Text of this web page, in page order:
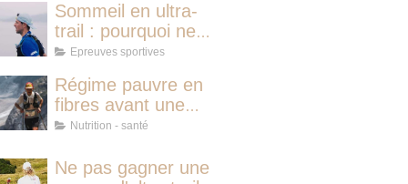
Sommeil en ultra-
trail : pourquoi ne
pas dormir vous fait
temps qu'une micro-
sieste
Epreuves sportives
Régime pauvre en
fibres avant une
course d'ultra-trail :
nutritionnel des
Nutrition - santé
Ne pas gagner une